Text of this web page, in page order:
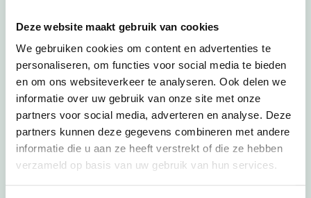
Deze website maakt gebruik van cookies
We gebruiken cookies om content en advertenties te
personaliseren, om functies voor social media te bieden
en om ons websiteverkeer te analyseren. Ook delen we
informatie over uw gebruik van onze site met onze
partners voor social media, adverteren en analyse. Deze
partners kunnen deze gegevens combineren met andere
informatie die u aan ze heeft verstrekt of die ze hebben
verzameld op basis van uw gebruik van hun services.